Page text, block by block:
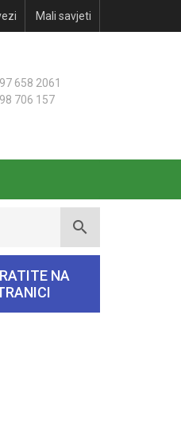
Mali savjeti
658 2061
706 157
NA